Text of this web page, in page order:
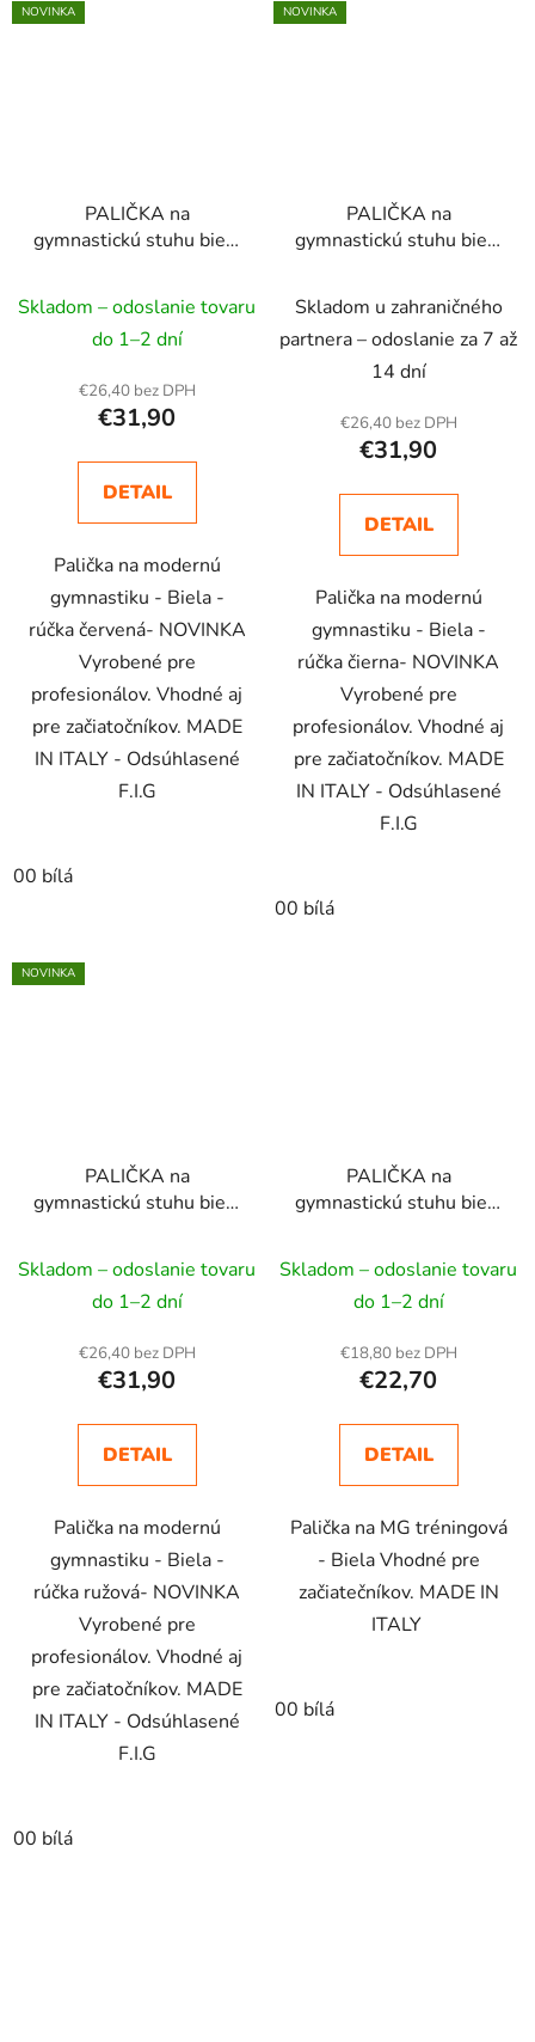
NOVINKA
PALIČKA na
gymnastickú stuhu biela
Skladom – odoslanie tovaru
do 1–2 dní
€26,40 bez DPH
€31,90
DETAIL
Palička na modernú
gymnastiku - Biela -
rúčka červená- NOVINKA
Vyrobené pre
profesionálov. Vhodné aj
pre začiatočníkov. MADE
IN ITALY - Odsúhlasené
F.I.G
00 bílá
NOVINKA
PALIČKA na
gymnastickú stuhu biela
Skladom u zahraničného
partnera – odoslanie za 7 až
14 dní
€26,40 bez DPH
€31,90
DETAIL
Palička na modernú
gymnastiku - Biela -
rúčka čierna- NOVINKA
Vyrobené pre
profesionálov. Vhodné aj
pre začiatočníkov. MADE
IN ITALY - Odsúhlasené
F.I.G
00 bílá
NOVINKA
PALIČKA na
gymnastickú stuhu biela
Skladom – odoslanie tovaru
do 1–2 dní
€26,40 bez DPH
€31,90
DETAIL
Palička na modernú
gymnastiku - Biela -
rúčka ružová- NOVINKA
Vyrobené pre
profesionálov. Vhodné aj
pre začiatočníkov. MADE
IN ITALY - Odsúhlasené
F.I.G
00 bílá
PALIČKA na
gymnastickú stuhu biela
Skladom – odoslanie tovaru
do 1–2 dní
€18,80 bez DPH
€22,70
DETAIL
Palička na MG tréningová
- Biela Vhodné pre
začiatečníkov. MADE IN
ITALY
00 bílá